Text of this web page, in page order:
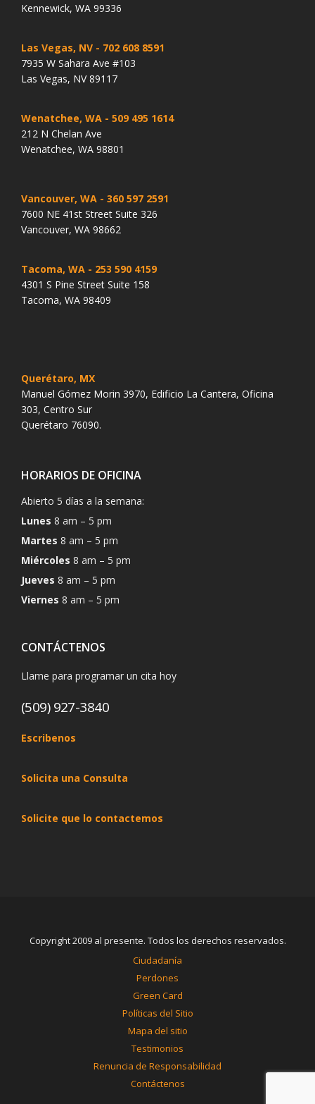
Kennewick, WA 99336
Las Vegas, NV - 702 608 8591
7935 W Sahara Ave #103
Las Vegas, NV 89117
Wenatchee, WA - 509 495 1614
212 N Chelan Ave
Wenatchee, WA 98801
Vancouver, WA - 360 597 2591
7600 NE 41st Street Suite 326
Vancouver, WA 98662
Tacoma, WA - 253 590 4159
4301 S Pine Street Suite 158
Tacoma, WA 98409
Querétaro, MX
Manuel Gómez Morin 3970, Edificio La Cantera, Oficina
303, Centro Sur
Querétaro 76090.
HORARIOS DE OFICINA
Abierto 5 días a la semana:
Lunes 8 am – 5 pm
Martes 8 am – 5 pm
Miércoles 8 am – 5 pm
Jueves 8 am – 5 pm
Viernes 8 am – 5 pm
CONTÁCTENOS
Llame para programar un cita hoy
(509) 927-3840
Escribenos
Solicita una Consulta
Solicite que lo contactemos
Copyright 2009 al presente. Todos los derechos reservados.
Ciudadanía
Perdones
Green Card
Políticas del Sitio
Mapa del sitio
Testimonios
Renuncia de Responsabilidad
Contáctenos